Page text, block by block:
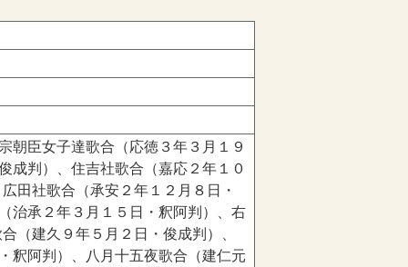
朝臣女子達歌合（応徳３年３月１９
成判）、住吉社歌合（嘉応２年１０
田社歌合（承安２年１２月８日・
治承２年３月１５日・釈阿判）、右
（建久９年５月２日・俊成判）、
釈阿判）、八月十五夜歌合（建仁元